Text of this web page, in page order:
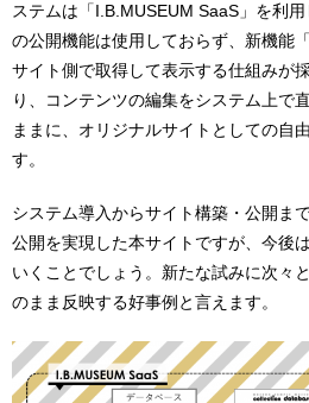
ステムは「I.B.MUSEUM SaaS」を利
の公開機能は使用しておらず、新機能
サイト側で取得して表示する仕組みが
り、コンテンツの編集をシステム上で
ままに、オリジナルサイトとしての自
す。
システム導入からサイト構築・公開ま
公開を実現した本サイトですが、今後
いくことでしょう。新たな試みに次々
のまま反映する好事例と言えます。